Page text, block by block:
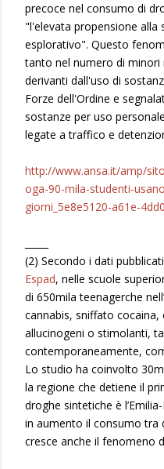
precoce nel consumo di
"l'elevata propensione alla
esplorativo". Questo
tanto nel numero di minori
derivanti dall'uso di
Forze dell'Ordine e
sostanze per uso
legate a traffico e
http://www.ansa.it/amp/
oga-90-mila-studenti-
giorni_5e8e5120-a61e-
(2) Secondo i dati
Espad, nelle scuole
di 650mila teenagerche
cannabis, sniffato
allucinogeni o stimolanti,
contemporaneamente,
Lo studio ha coinvolto
la regione che detiene il
droghe sintetiche è
in aumento il consumo tra
cresce anche il fenomeno